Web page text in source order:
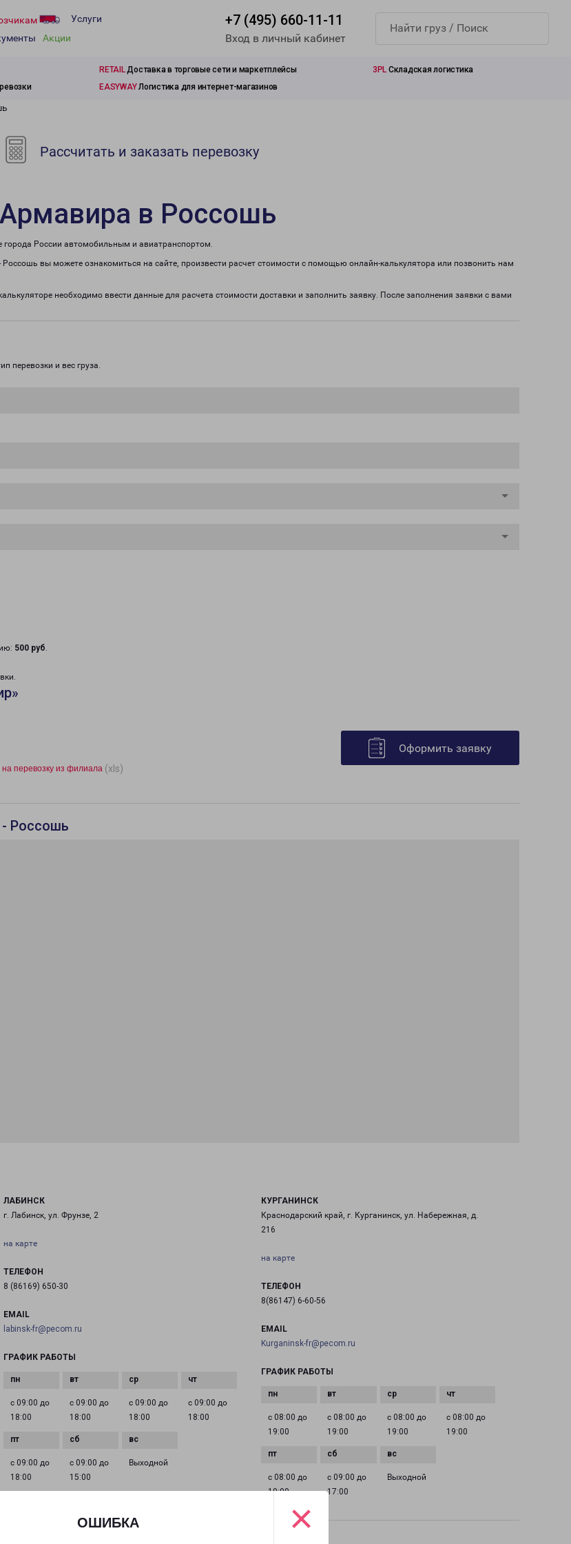
ОШИБКА ×
Услуги
Акции
+7 (495) 660-11-11
Вход в личный кабинет
RETAILДоставка в торговые сети и маркетплейсы 3PL Складская логистика
EASYWAYЛогистика для интернет-магазинов
Рассчитать и заказать перевозку
в Россошь
города России автомобильным и авиатранспортом.
вы можете ознакомиться на сайте, произвести расчет стоимости с помощью онлайн-калькулятора или позвонить нам
необходимо ввести данные для расчета стоимости доставки и заполнить заявку. После заполнения заявки с вами
перевозки и вес груза.
500 руб.
перевозку из филиала (xls)
Оформить заявку
- Россошь
ЛАБИНСК
г. Лабинск, ул. Фрунзе, 2
на карте
ТЕЛЕФОН
8 (86169) 650-30
EMAIL
labinsk-fr@pecom.ru
ГРАФИК РАБОТЫ
с 09:00 до
18:00
с 09:00 до
18:00
с 09:00 до
18:00
с 09:00 до
18:00
с 09:00 до
18:00
с 09:00 до
15:00
Выходной
КУРГАНИНСК
Краснодарский край, г. Курганинск, ул. Набережная, д.
216
на карте
ТЕЛЕФОН
8(86147) 6-60-56
EMAIL
Kurganinsk-fr@pecom.ru
ГРАФИК РАБОТЫ
с 08:00 до
19:00
с 08:00 до
19:00
с 08:00 до
19:00
с 08:00 до
19:00
с 08:00 до
19:00
с 09:00 до
17:00
Выходной